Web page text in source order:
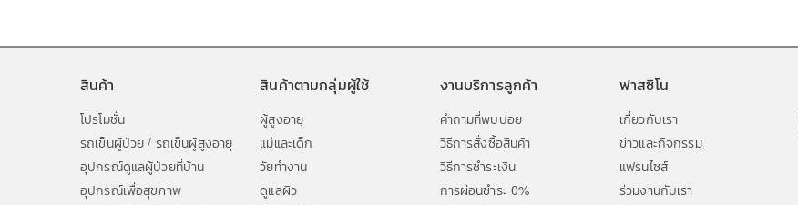
สินค้า
โปรโมชั่น
รถเข็นผู้ป่วย / รถเข็นผู้สูงอายุ
อุปกรณ์ดูแลผู้ป่วยที่บ้าน
อุปกรณ์เพื่อสุขภาพ
สินค้าตามกลุ่มผู้ใช้
ผู้สูงอายุ
แม่และเด็ก
วัยทำงาน
ดูแลผิว
งานบริการลูกค้า
คำถามที่พบบ่อย
วิธีการสั่งซื้อสินค้า
วิธีการชำระเงิน
การผ่อนชำระ 0%
ฟาสซิโน
เกี่ยวกับเรา
ข่าวและกิจกรรม
แฟรนไซส์
ร่วมงานกับเรา